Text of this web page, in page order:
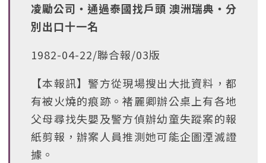
凌勵公司‧通過泰國找戶頭 澳洲瑞典‧分
別出口十一名
1982-04-22/聯合報/03版
【本報訊】警方從現場搜出大批資料，都
有被火燒的痕跡。褚麗卿辦公桌上有各地
父母尋找失嬰及警方偵辦幼童失蹤案的報
紙剪報，辦案人員推測她可能企圖湮滅證
據。